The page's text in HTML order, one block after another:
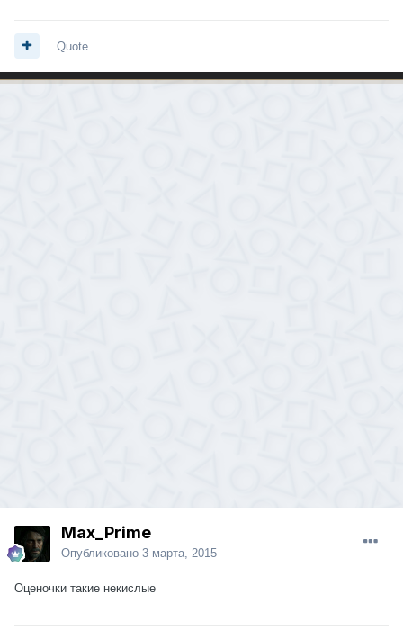
Quote
Max_Prime
Опубликовано 3 марта, 2015
Оценочки такие некислые